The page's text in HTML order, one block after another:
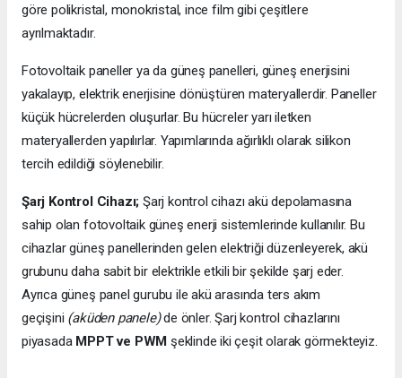
göre polikristal, monokristal, ince film gibi çeşitlere
ayrılmaktadır.
Fotovoltaik paneller ya da güneş panelleri, güneş enerjisini
yakalayıp, elektrik enerjisine dönüştüren materyallerdir. Paneller
küçük hücrelerden oluşurlar. Bu hücreler yarı iletken
materyallerden yapılırlar. Yapımlarında ağırlıklı olarak silikon
tercih edildiği söylenebilir.
Şarj Kontrol Cihazı; Şarj kontrol cihazı akü depolamasına
sahip olan fotovoltaik güneş enerji sistemlerinde kullanılır. Bu
cihazlar güneş panellerinden gelen elektriği düzenleyerek, akü
grubunu daha sabit bir elektrikle etkili bir şekilde şarj eder.
Ayrıca güneş panel gurubu ile akü arasında ters akım
geçişini (aküden panele)de önler. Şarj kontrol cihazlarını
piyasada MPPT ve PWM şeklinde iki çeşit olarak görmekteyiz.